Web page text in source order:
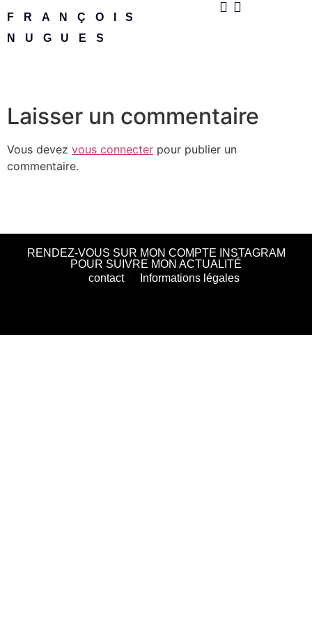
FRANÇOIS
NUGUES
Laisser un commentaire
Vous devez vous connecter pour publier un
commentaire.
RENDEZ-VOUS SUR MON COMPTE INSTAGRAM
POUR SUIVRE MON ACTUALITÉ
contact
Informations légales